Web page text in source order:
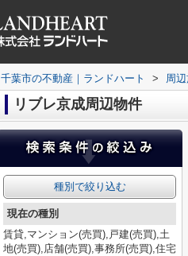
千葉市の不動産｜ランドハート > 周
リブレ京成周辺物件
種別で絞り込む
現在の種別
賃貸,マンション(売買),戸建(売買),土
地(売買),店舗(売買),事務所(売買),住宅